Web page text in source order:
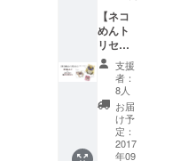
たプロ
ジェク
ト達成
の感謝
を込め
て、 リ
ターン
に『め
んトリ
スト
ア』で
【ネコ
めんト
リセッ
ト】
+500円
クーポ
ン ネコ
めんト
リぬい
ぐるみ
支援
者：
8人
お届
け予
定：
2017
年09